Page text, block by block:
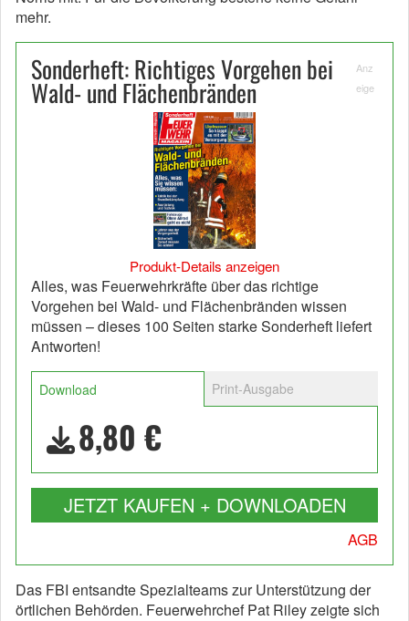
mehr.
Sonderheft: Richtiges Vorgehen bei
Wald- und Flächenbränden
Anz
eige
Produkt-Details anzeigen
Alles, was Feuerwehrkräfte über das richtige
Vorgehen bei Wald- und Flächenbränden wissen
müssen – dieses 100 Seiten starke Sonderheft liefert
Antworten!
Download Print-Ausgabe
8,80 €
JETZT KAUFEN + DOWNLOADEN
AGB
Das FBI entsandte Spezialteams zur Unterstützung der
örtlichen Behörden. Feuerwehrchef Pat Riley zeigte sich